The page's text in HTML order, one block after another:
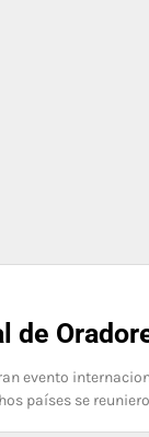
de
evento
países se